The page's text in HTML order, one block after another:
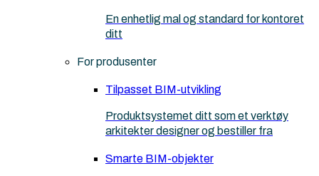
En enhetlig mal og standard for kontoret
ditt
For produsenter
Tilpasset BIM-utvikling
Produktsystemet ditt som et verktøy
arkitekter designer og bestiller fra
Smarte BIM-objekter